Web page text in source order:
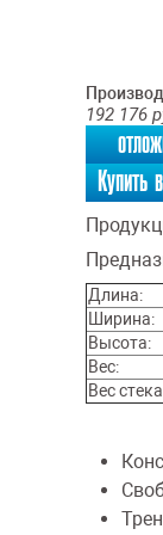
192 176
Купить
Длина:
Ширина:
Высота:
Вес:
Вес